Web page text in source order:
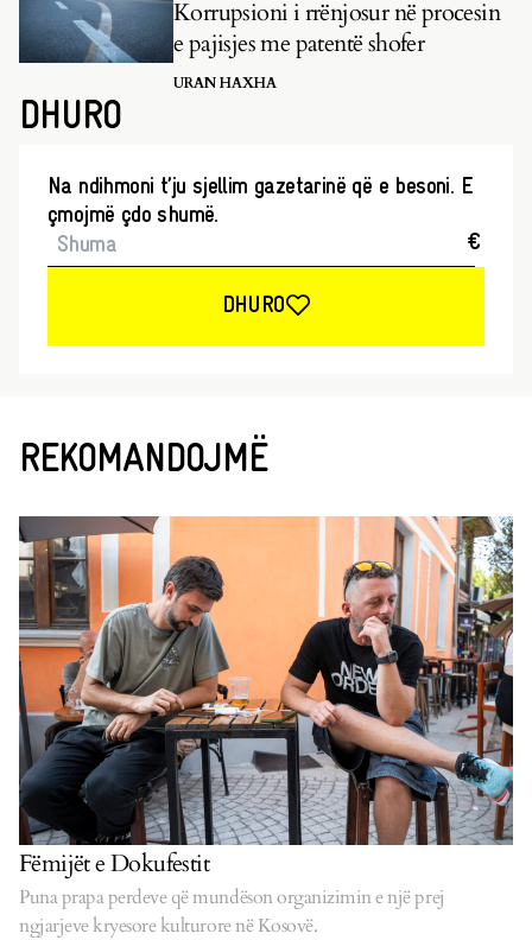
Korrupsioni i rrënjosur në procesin
e pajisjes me patentë shofer
URAN HAXHA
DHURO
Na ndihmoni t’ju sjellim gazetarinë që e besoni. E
çmojmë çdo shumë.
€
DHURO
REKOMANDOJMË
Fëmijët e Dokufestit
Puna prapa perdeve që mundëson organizimin e një prej
ngjarjeve kryesore kulturore në Kosovë.